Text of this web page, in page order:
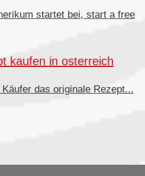
startet bei, start a free
kaufen in osterreich
Käufer das originale Rezept...